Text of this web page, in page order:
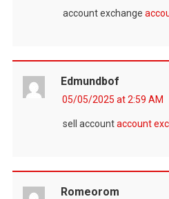
account exchange
Edmundbof
05/05/2025 at 2:59 AM
sell accountaccount
Romeorom